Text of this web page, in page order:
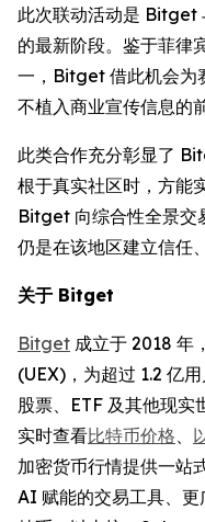
此次联动活动是 Bitget
的最新阶段。鉴于菲律
一，Bitget 借此机会为
不植入商业宣传信息的
此类合作充分彰显了
根于真实社区时，方能
Bitget 向综合性全景交
仍是在该地区建立信任
关于 Bitget
Bitget 成立于 2018 年
(UEX)，为超过 1.2 亿
股票、ETF 及其他现实
实时查看比特币价格、
加密货币行情提供一站
AI 赋能的交易工具、